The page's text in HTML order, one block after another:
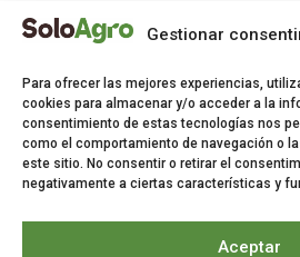
Gestionar
Para ofrecer las mejores experiencias,
cookies para almacenar y/o acceder a la
consentimiento de estas tecnologías nos
como el comportamiento de navegación o
este sitio. No consentir o retirar el
negativamente a ciertas características y
Aceptar
23/07.
ASAJA recibe con optimismo la
cereales aunque con cautela
Noticias
La actualidad